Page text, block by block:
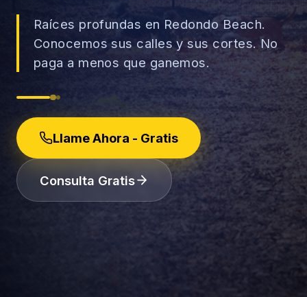
→
Accidentes de Uber/Lyft
→
(888) 585-2529
Raíces profundas en Redondo Beach.
Conocemos sus calles y sus cortes. No
paga a menos que ganemos.
Llame Ahora - Gratis
Consulta Gratis